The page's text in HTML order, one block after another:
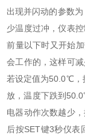
出现并闪动的参数
少温度过冲，仪表
前量以下时又开始
会工作的，这样可
若设定值为50.0℃，
放，温度下跌到
电器动作次数越少
后按SET键3秒仪表